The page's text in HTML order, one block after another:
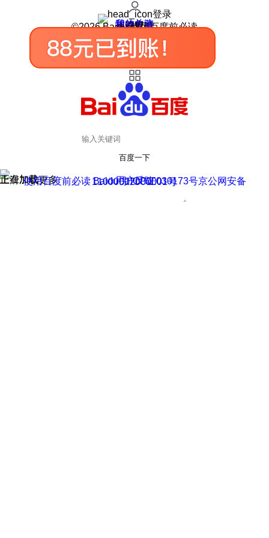
登录
我的关注
我的收藏
皮肤中心
用户反馈
设置
©2026 Baidu 使用百度前必读
百度一下
正在加载
上滑加载更多 用户反馈
使用百度前必读 Baidu 京ICP证030173号
京公网安备11000002000001号